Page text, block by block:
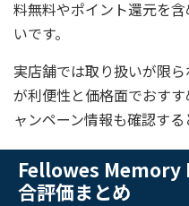
料無料やポイント還元を
いです。
実店舗では取り扱いが限
が利便性と価格面でおす
ャンペーン情報も確認する
Fellowes Memory
合評価まとめ